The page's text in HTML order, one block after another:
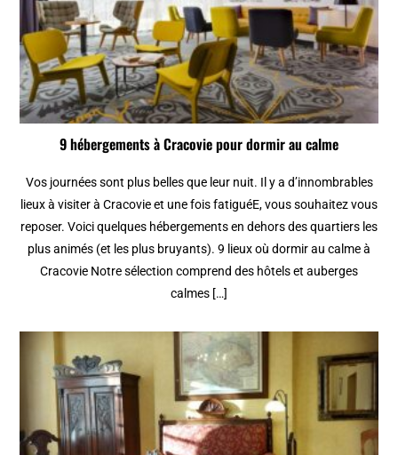
9 hébergements à Cracovie pour dormir au calme
Vos journées sont plus belles que leur nuit. Il y a d’innombrables
lieux à visiter à Cracovie et une fois fatiguéE, vous souhaitez vous
reposer. Voici quelques hébergements en dehors des quartiers les
plus animés (et les plus bruyants). 9 lieux où dormir au calme à
Cracovie Notre sélection comprend des hôtels et auberges
calmes […]